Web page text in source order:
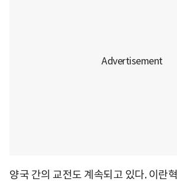
양국 간의 교전도 계속되고 있다. 이란